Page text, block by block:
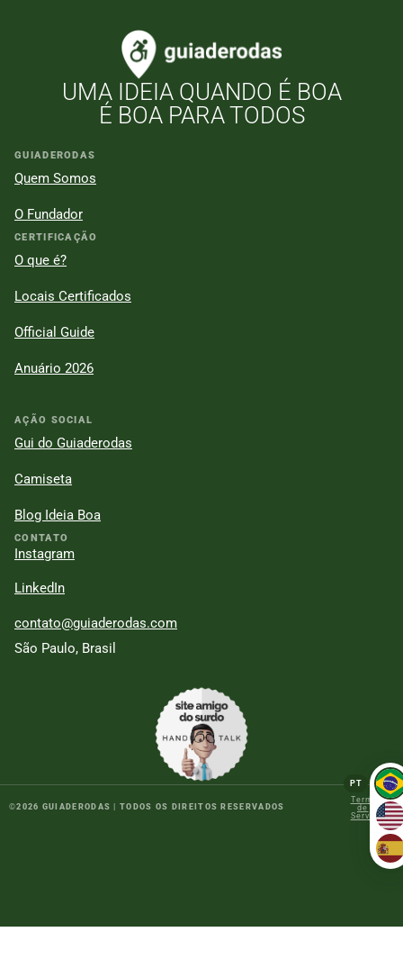
PT
UMA IDEIA QUANDO É BOA
É BOA PARA TODOS
GUIADERODAS
Quem Somos
O Fundador
CERTIFICAÇÃO
O que é?
Locais Certificados
Official Guide
Anuário 2026
AÇÃO SOCIAL
Gui do Guiaderodas
Camiseta
Blog Ideia Boa
CONTATO
Instagram
LinkedIn
contato@guiaderodas.com
São Paulo, Brasil
©2026 GUIADERODAS | TODOS OS DIREITOS RESERVADOS
Termos
de
Serviço
de